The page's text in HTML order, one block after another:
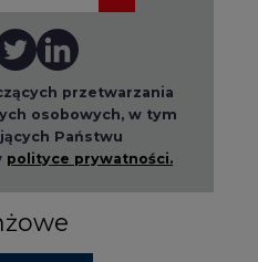
przetwarzania
osobowych, w tym
Państwu
polityce prywatności.